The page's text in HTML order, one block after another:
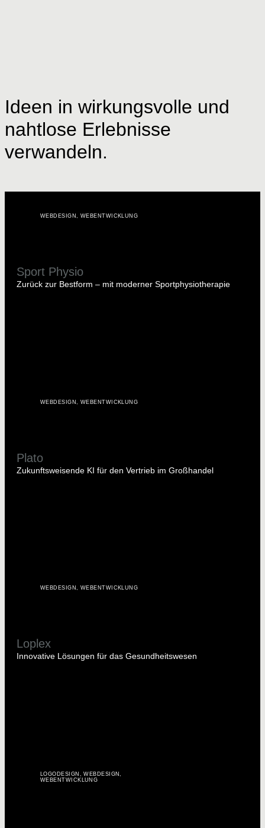
Ideen in wirkungsvolle und
nahtlose Erlebnisse
verwandeln.
WEBDESIGN, WEBENTWICKLUNG
Sport Physio
Zurück zur Bestform – mit moderner Sportphysiotherapie
WEBDESIGN WEBENTWICKLUNG
Plato
Zukunftsweisende KI für den Vertrieb im Großhandel
WEBDESIGN, WEBENTWICKLUNG
Loplex
Innovative Lösungen für das Gesundheitswesen
LOGODESIGN ,WEBDESIGN
WEBENTWICKLUNG